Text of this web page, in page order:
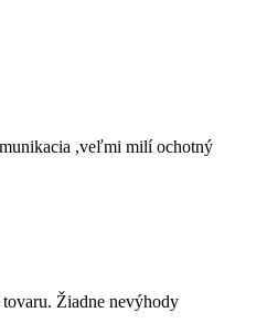
,veľmi milí ochotný
Žiadne nevýhody